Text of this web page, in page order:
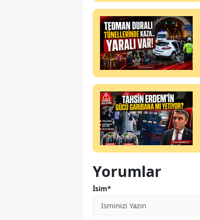
Yorumlar
İsim*